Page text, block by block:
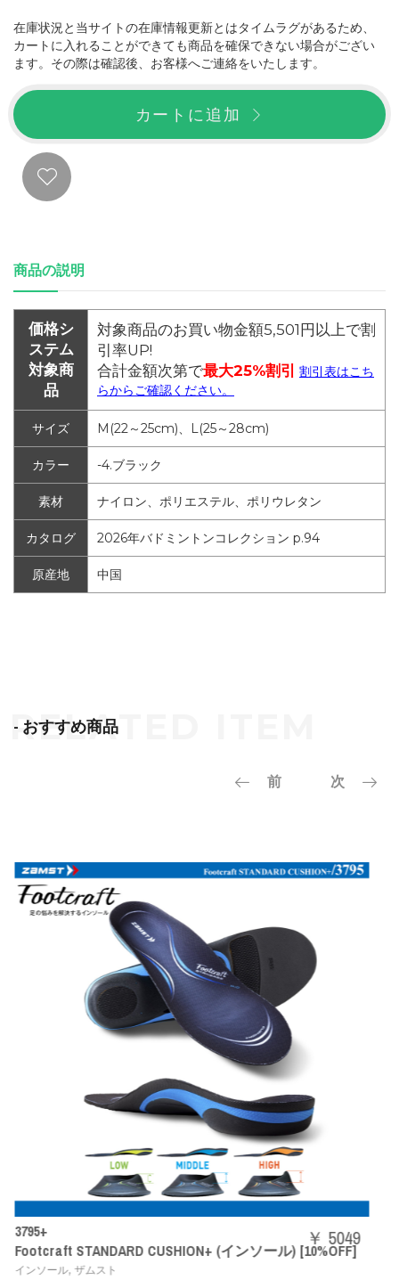
在庫状況と当サイトの在庫情報更新とはタイムラグがあるため、
カートに入れることができても商品を確保できない場合がござい
ます。その際は確認後、お客様へご連絡をいたします。
カートに追加
商品の説明
価格シ
ステム
対象商
品
対象商品のお買い物金額5,501円以上で割
引率UP!
合計金額次第で最大25%割引
割引表はこち
らからご確認ください。
サイズ M(22～25cm)、L(25～28cm)
カラー -4.ブラック
素材 ナイロン、ポリエステル、ポリウレタン
カタログ 2026年バドミントンコレクション p.94
原産地 中国
- おすすめ商品
前 次
(インソール) [10%OFF]
パワークッションエア